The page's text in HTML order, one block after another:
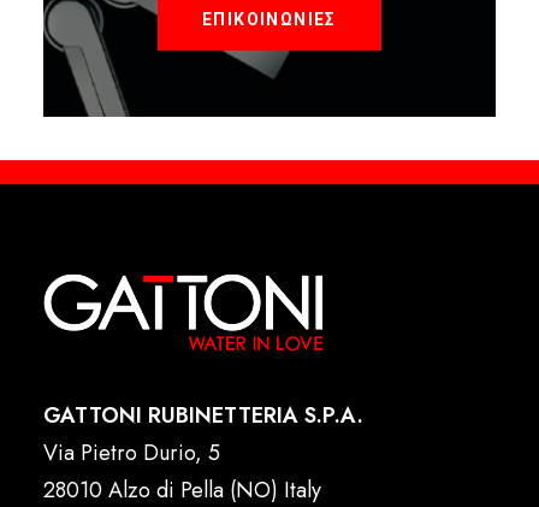
ΕΠΙΚΟΙΝΩΝΙΕΣ
GATTONI RUBINETTERIA S.P.A.
Via Pietro Durio, 5
28010 Alzo di Pella (NO) Italy